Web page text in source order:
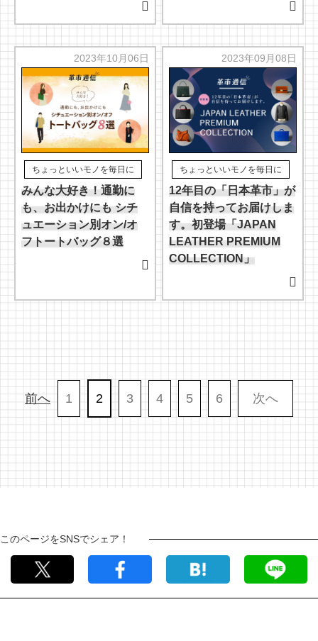
2023年10月06日
ちょっといいモノを毎日に
みんな大好き！通勤に
も、お出かけにも シチ
ュエーション別オン/オ
フトートバッグ８選
2023年09月08日
ちょっといいモノを毎日に
12年目の「日本革市」が
自信を持ってお届けしま
す。初登場「JAPAN
LEATHER PREMIUM
COLLECTION」
前へ 1 2 3 4 5 6 次へ
このページをSNSでシェア！